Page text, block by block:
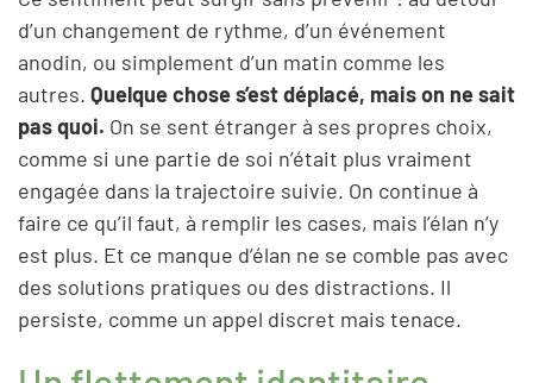
d’un changement de rythme, d’un événement
anodin, ou simplement d’un matin comme les
autres. Quelque chose s’est déplacé, mais on ne sait
pas quoi. On se sent étranger à ses propres choix,
comme si une partie de soi n’était plus vraiment
engagée dans la trajectoire suivie. On continue à
faire ce qu’il faut, à remplir les cases, mais l’élan n’y
est plus. Et ce manque d’élan ne se comble pas avec
des solutions pratiques ou des distractions. Il
persiste, comme un appel discret mais tenace.